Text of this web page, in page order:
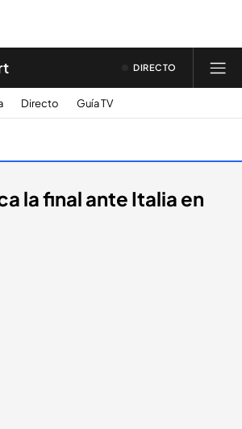
DIRECTO
Directo Guía TV
la final ante Italia en